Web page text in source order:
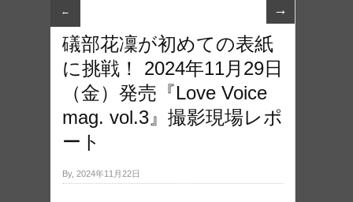
← →
礒部花凜が初めての表紙
に挑戦！ 2024年11月29日
（金）発売『Love Voice
mag. vol.3』撮影現場レポ
ート
By, 2024年11月22日